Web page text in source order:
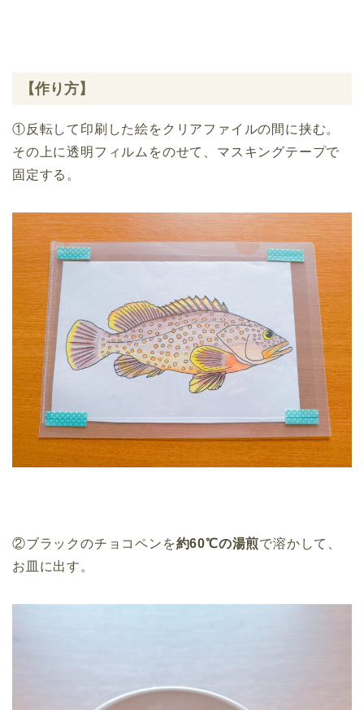
【作り方】
①反転して印刷した絵をクリアファイルの間に挟む。
その上に透明フィルムをのせて、マスキングテープで
固定する。
②ブラックのチョコペンを約60℃の湯煎で溶かして、
お皿に出す。